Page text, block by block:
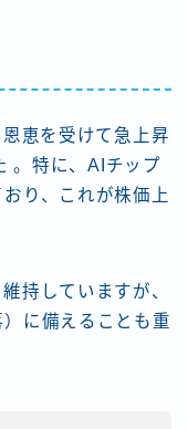
恵を受けて急上昇
。特に、AIチップ
り、これが株価上
持していますが、
に備えることも重